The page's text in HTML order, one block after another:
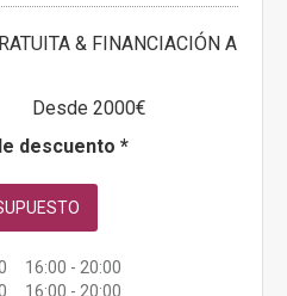
& FINANCIACIÓN A
Desde 2000€
descuento *
16:00 - 20:00
16:00 - 20:00